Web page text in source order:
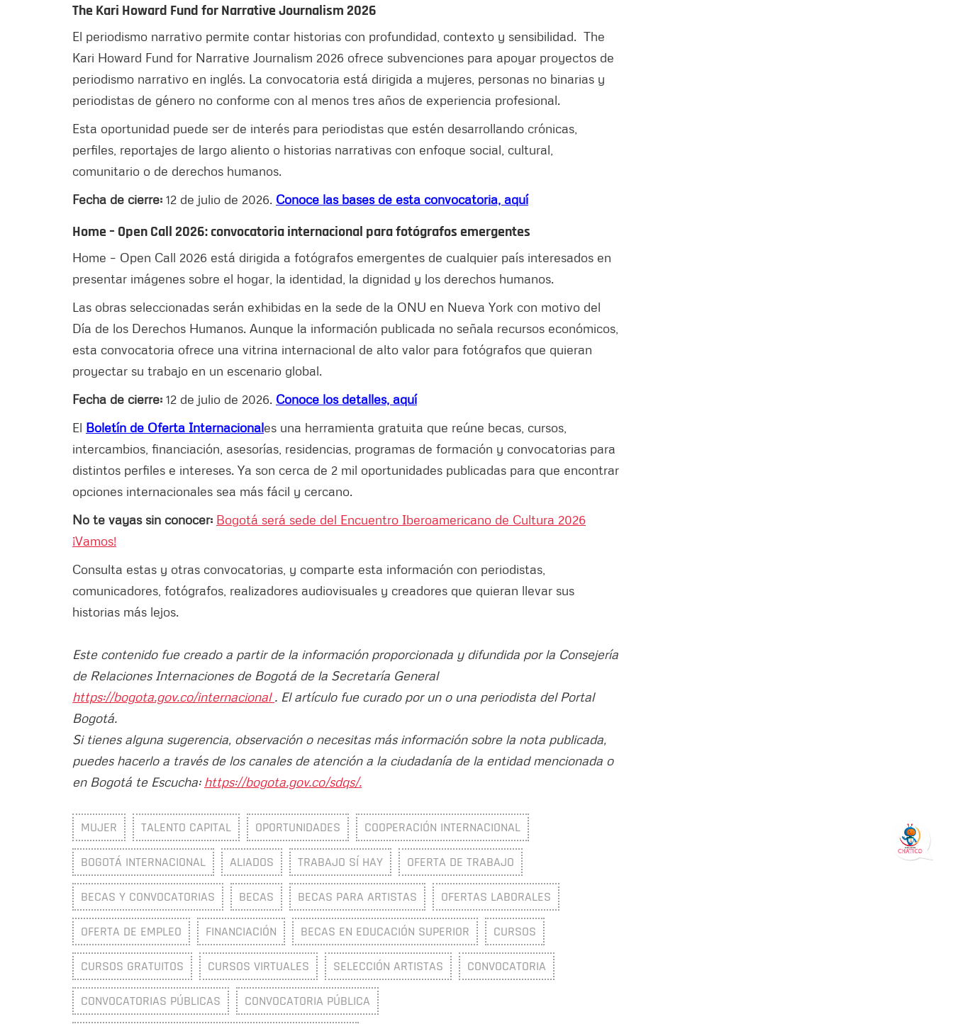
The Kari Howard Fund for Narrative Journalism 2026
El periodismo narrativo permite contar historias con profundidad, contexto y sensibilidad. The
Kari Howard Fund for Narrative Journalism 2026 ofrece subvenciones para apoyar proyectos de
periodismo narrativo en inglés. La convocatoria está dirigida a mujeres, personas no binarias y
periodistas de género no conforme con al menos tres años de experiencia profesional.
Esta oportunidad puede ser de interés para periodistas que estén desarrollando crónicas,
perfiles, reportajes de largo aliento o historias narrativas con enfoque social, cultural,
comunitario o de derechos humanos.
Fecha de cierre: 12 de julio de 2026. Conoce las bases de esta convocatoria, aquí
Home – Open Call 2026: convocatoria internacional para fotógrafos emergentes
Home – Open Call 2026 está dirigida a fotógrafos emergentes de cualquier país interesados en
presentar imágenes sobre el hogar, la identidad, la dignidad y los derechos humanos.
Las obras seleccionadas serán exhibidas en la sede de la ONU en Nueva York con motivo del
Día de los Derechos Humanos. Aunque la información publicada no señala recursos económicos,
esta convocatoria ofrece una vitrina internacional de alto valor para fotógrafos que quieran
proyectar su trabajo en un escenario global.
Fecha de cierre: 12 de julio de 2026. Conoce los detalles, aquí
El Boletín de Oferta Internacionales una herramienta gratuita que reúne becas, cursos,
intercambios, financiación, asesorías, residencias, programas de formación y convocatorias para
distintos perfiles e intereses. Ya son cerca de 2 mil oportunidades publicadas para que encontrar
opciones internacionales sea más fácil y cercano.
No te vayas sin conocer: Bogotá será sede del Encuentro Iberoamericano de Cultura 2026
¡Vamos!
Consulta estas y otras convocatorias, y comparte esta información con periodistas,
comunicadores, fotógrafos, realizadores audiovisuales y creadores que quieran llevar sus
historias más lejos.
Este contenido fue creado a partir de la información proporcionada y difundida por la Consejería
de Relaciones Internaciones de Bogotá de la Secretaría General
https://bogota.gov.co/internacional. El artículo fue curado por un o una periodista del Portal
Bogotá.
Si tienes alguna sugerencia, observación o necesitas más información sobre la nota publicada,
puedes hacerlo a través de los canales de atención a la ciudadanía de la entidad mencionada o
en Bogotá te Escucha: https://bogota.gov.co/sdqs/.
MUJER TALENTO CAPITAL OPORTUNIDADES COOPERACIÓN INTERNACIONAL
BOGOTÁ INTERNACIONAL ALIADOS TRABAJO SÍ HAY OFERTA DE TRABAJO
BECAS Y CONVOCATORIAS BECAS BECAS PARA ARTISTAS OFERTAS LABORALES
OFERTA DE EMPLEO FINANCIACIÓN BECAS EN EDUCACIÓN SUPERIOR CURSOS
CURSOS GRATUITOS CURSOS VIRTUALES SELECCIÓN ARTISTAS CONVOCATORIA
CONVOCATORIAS PÚBLICAS CONVOCATORIA PÚBLICA